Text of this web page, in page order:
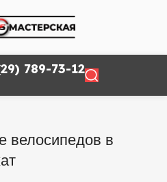
789-73-12
велосипедов в